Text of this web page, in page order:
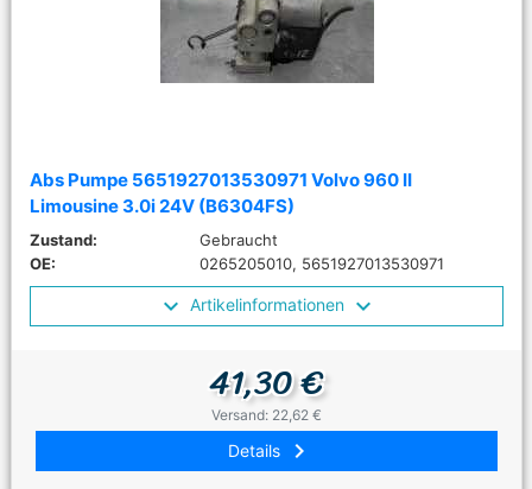
Abs Pumpe 5651927013530971 Volvo 960 II
Limousine 3.0i 24V (B6304FS)
Zustand:
Gebraucht
OE:
0265205010, 5651927013530971
Artikelinformationen
41,30 €
Versand: 22,62 €
Details keyboard_arrow_right